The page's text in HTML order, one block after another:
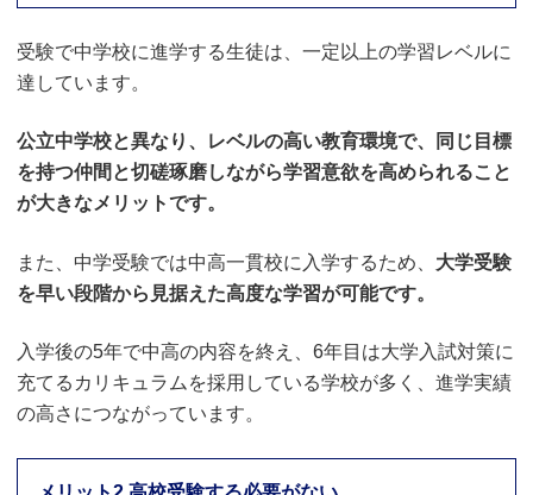
受験で中学校に進学する生徒は、一定以上の学習レベルに
達しています。
公立中学校と異なり、レベルの高い教育環境で、同じ目標
を持つ仲間と切磋琢磨しながら学習意欲を高められること
が大きなメリットです。
また、中学受験では中高一貫校に入学するため、 大学受験
を早い段階から見据えた高度な学習が可能です。
入学後の5年で中高の内容を終え、6年目は大学入試対策に
充てるカリキュラムを採用している学校が多く、進学実績
の高さにつながっています。